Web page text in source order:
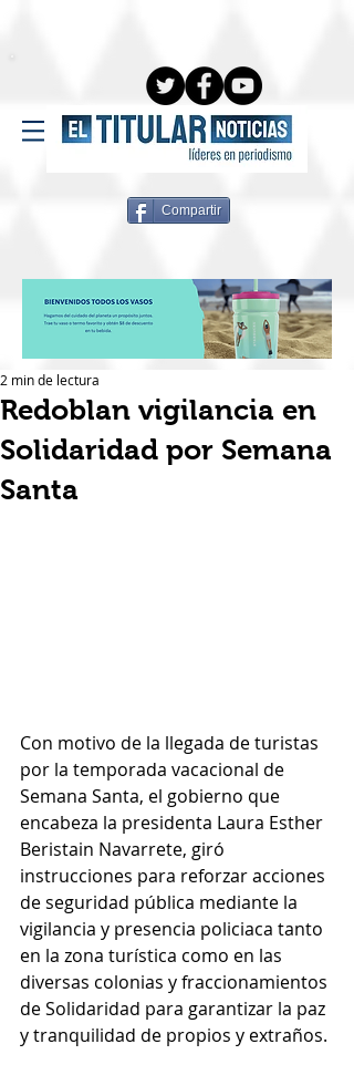
Compartir
Redoblan vigilancia en
Solidaridad por Semana
Santa
2 min de lectura
Con motivo de la llegada de turistas
por la temporada vacacional de
Semana Santa, el gobierno que
encabeza la presidenta Laura Esther
Beristain Navarrete, giró
instrucciones para reforzar acciones
de seguridad pública mediante la
vigilancia y presencia policiaca tanto
en la zona turística como en las
diversas colonias y fraccionamientos
de Solidaridad para garantizar la paz
y tranquilidad de propios y extraños.